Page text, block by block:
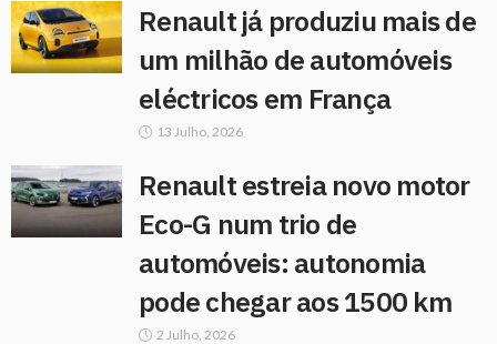
Renault já produziu mais de
um milhão de automóveis
eléctricos em França
13 Julho, 2026
Renault estreia novo motor
Eco-G num trio de
automóveis: autonomia
pode chegar aos 1500 km
2 Julho, 2026